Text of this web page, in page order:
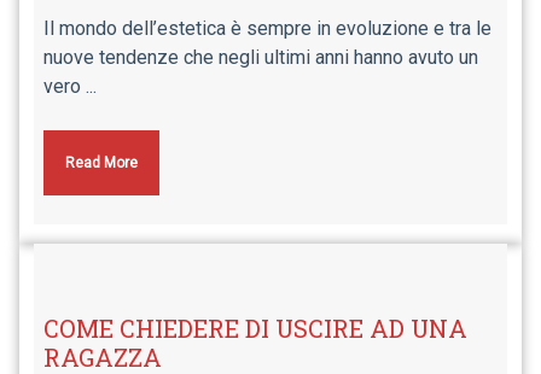
Il mondo dell’estetica è sempre in evoluzione e tra le
nuove tendenze che negli ultimi anni hanno avuto un
vero ...
Read More
COME CHIEDERE DI USCIRE AD UNA
RAGAZZA